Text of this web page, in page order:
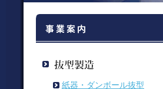
紙器・ダンボール抜型